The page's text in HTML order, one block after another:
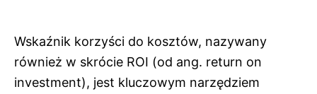
Wskaźnik korzyści do kosztów, nazywany
również w skrócie ROI (od ang. return on
investment), jest kluczowym narzędziem